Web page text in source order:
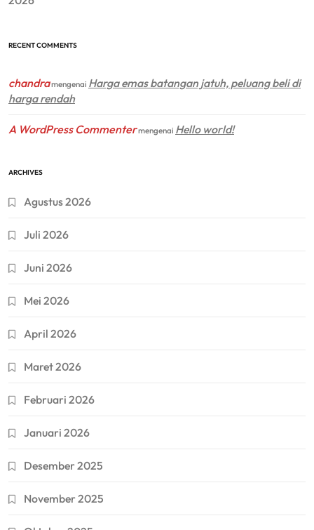
RECENT COMMENTS
chandramengenai Harga emas batangan jatuh, peluang beli di
harga rendah
A WordPress Commentermengenai Hello world!
ARCHIVES
Agustus 2026
Juli 2026
Juni 2026
Mei 2026
April 2026
Maret 2026
Februari 2026
Januari 2026
Desember 2025
November 2025